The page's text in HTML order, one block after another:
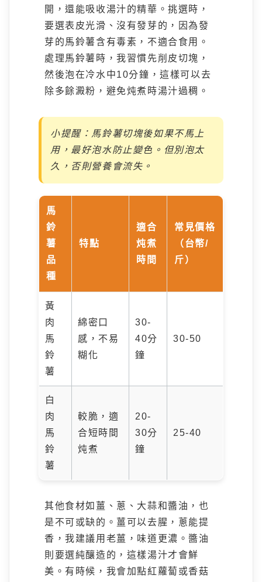
開，還能吸收湯汁的精華。挑選時，
要選表皮光滑、沒有發芽的，因為發
芽的馬鈴薯含有毒素，不適合食用。
處理馬鈴薯時，我習慣先削皮切塊，
然後泡在冷水中10分鐘，這樣可以去
除多餘澱粉，避免炖煮時湯汁過稠。
小提醒：馬鈴薯切塊後如果不馬上
用，最好泡水防止變色。但別泡太
久，否則營養會流失。
馬
鈴
薯
品
種
特點
適合
炖煮
時間
常見價格
（台幣/
斤）
黃
肉
馬
鈴
薯
綿密口
感，不易
糊化
30-
40分
鐘
30-50
白
肉
馬
鈴
薯
較脆，適
合短時間
炖煮
20-
30分
鐘
25-40
其他食材如薑、蔥、大蒜和醬油，也
是不可或缺的。薑可以去腥，蔥能提
香，我建議用老薑，味道更濃。醬油
則要選純釀造的，這樣湯汁才會鮮
美。有時候，我會加點紅蘿蔔或香菇